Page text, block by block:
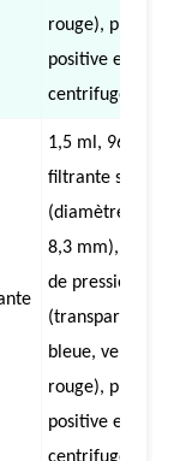
rouge), pression
positive et
centrifuge
1,5 ml, 96-
filtrante semi-
(diamètre
8,3 mm), avec
de pression
(transparente ou
bleue, verte,
rouge), pression
positive et
centrifuge